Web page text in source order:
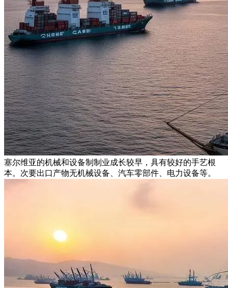
塞尔维亚的机械和设备制制业成长较早，具有较好的手艺根
本。次要出口产物无机械设备、汽车零部件、电力设备等。